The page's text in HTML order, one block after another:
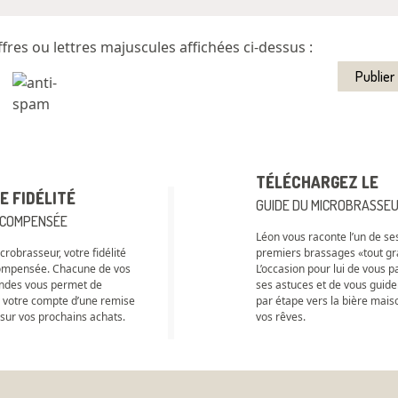
ou lettres majuscules affichées ci-dessus :
FIDÉLITÉ
votre fidélité
Chacune de vos
vous permet de
compte d’une remise
vos prochains achats.
TÉLÉCHARGEZ LE
GUIDE DU
Léon vous raconte l’un de
premiers brassages «tout
L’occasion pour lui de vous
ses astuces et de vous
par étape vers la bière
vos rêves.